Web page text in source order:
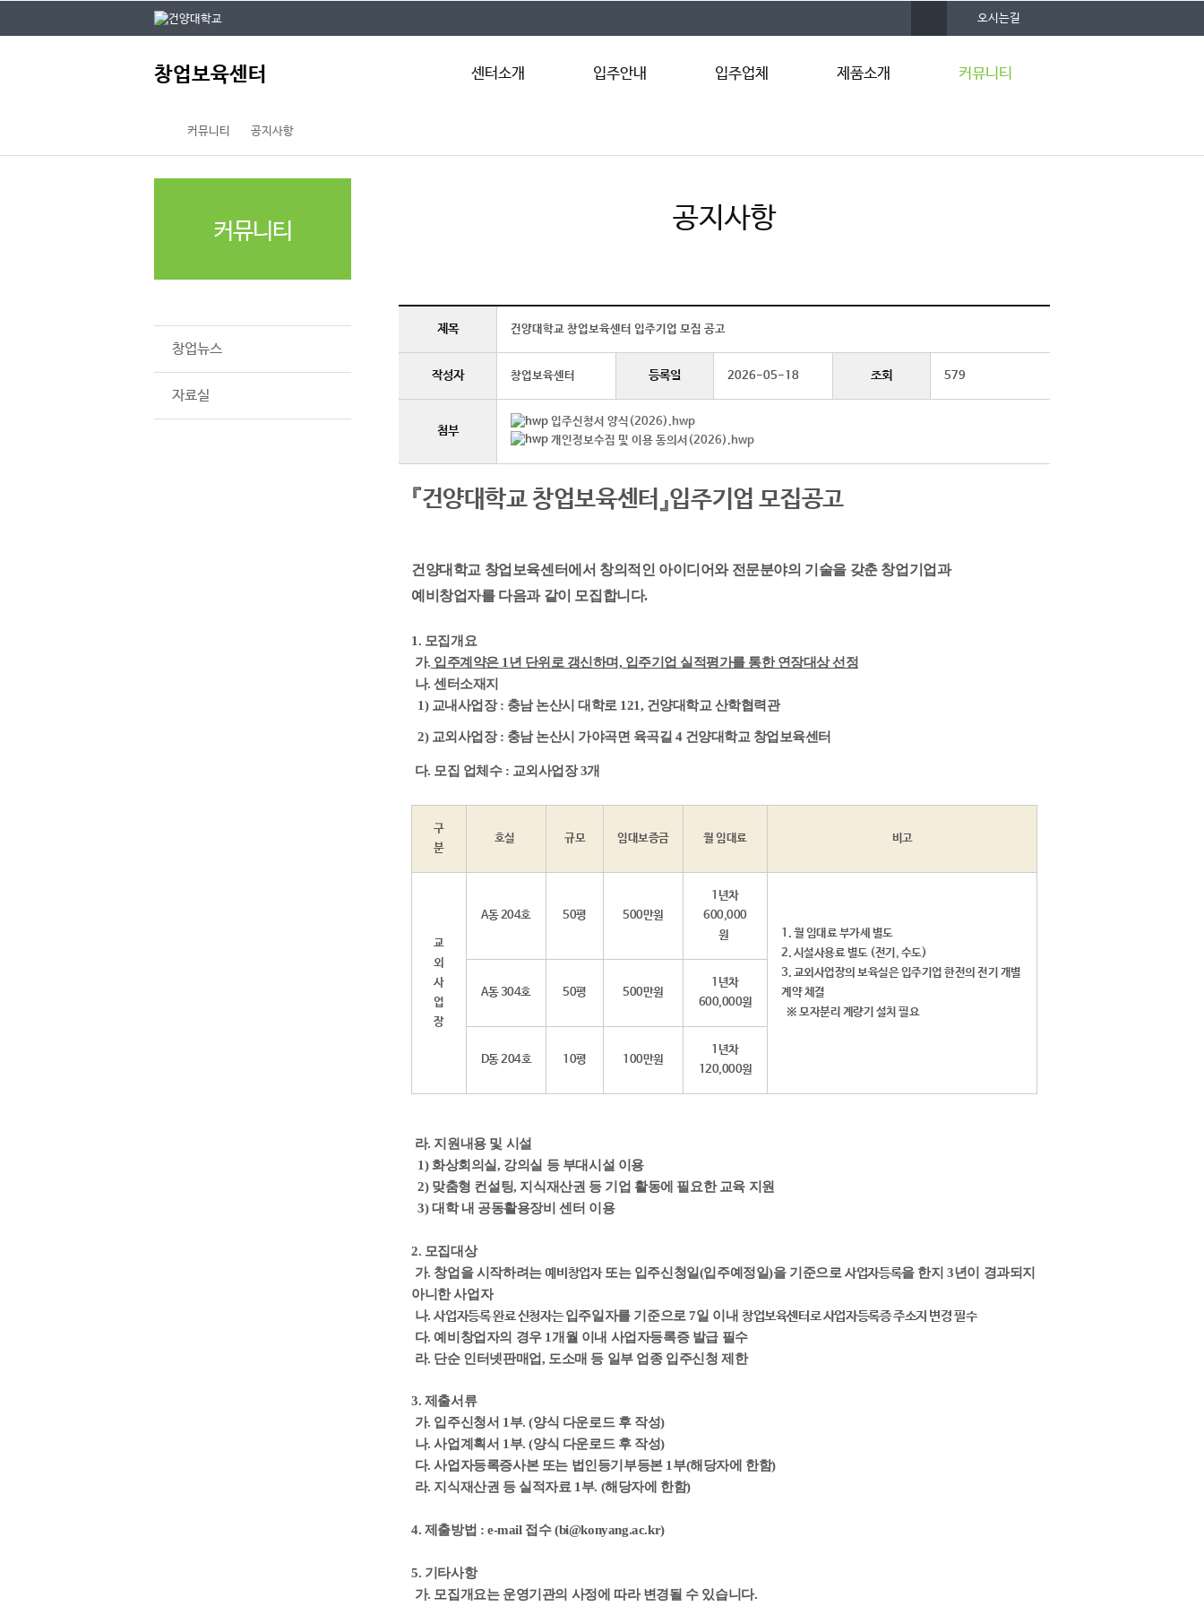
오시는길
창업보육센터 센터소개
시설현황
입주안내
입주절차
입주업체 제품소개
졸업업체 제품
커뮤니티
창업뉴스
커뮤니티 공지사항
커뮤니티
창업뉴스
자료실
공지사항
제목 건양대학교 창업보육센터 입주기업 모집 공고
작성자 창업보육센터 등록일 2026-05-18 조회 579
첨부
입주신청서 양식(2026).hwp
개인정보수집 및 이용 동의서(2026).hwp
『건양대학교 창업보육센터』입주기업 모집공고
건양대학교 창업보육센터에서 창의적인 아이디어와 전문분야의 기술을 갖춘 창업기업과
예비창업자를 다음과 같이 모집합니다.
1. 모집개요
가. 입주계약은 1년 단위로 갱신하며, 입주기업 실적평가를 통한 연장대상 선정
나. 센터소재지
1) 교내사업장 : 충남 논산시 대학로 121, 건양대학교 산학협력관
2) 교외사업장 : 충남 논산시 가야곡면 육곡길 4 건양대학교 창업보육센터
다. 모집 업체수 : 교외사업장 3개
구
분
호실 규모 임대보증금 월 임대료 비고
교
외
사
업
장
A동 204호 50평 500만원
1년차
600,000
원
1. 월 임대료 부가세 별도
2. 시설사용료 별도 (전기, 수도)
3. 교외사업장의 보육실은 입주기업 한전의 전기 개별
계약 체결
※ 모자분리 계량기 설치 필요
A동 304호 50평 500만원
1년차
600,000원
D동 204호 10평 100만원
1년차
120,000원
라. 지원내용 및 시설
1) 화상회의실, 강의실 등 부대시설 이용
2) 맞춤형 컨설팅, 지식재산권 등 기업 활동에 필요한 교육 지원
3) 대학 내 공동활용장비 센터 이용
2. 모집대상
가. 창업을 시작하려는예비창업자또는 입주신청일(입주예정일)을 기준으로사업자등록을 한지 3년이 경과되지
아니한 사업자
나.사업자등록 완료 신청자는입주일자를 기준으로 7일 이내창업보육센터로사업자등록증 주소지 변경 필수
다. 예비창업자의 경우 1개월 이내 사업자등록증 발급 필수
라. 단순 인터넷판매업, 도소매 등 일부 업종 입주신청 제한
3. 제출서류
가. 입주신청서 1부. (양식 다운로드 후 작성)
나. 사업계획서 1부. (양식 다운로드 후 작성)
다. 사업자등록증사본 또는 법인등기부등본 1부(해당자에 한함)
라. 지식재산권 등 실적자료 1부. (해당자에 한함)
4. 제출방법 : e-mail 접수 (bi@konyang.ac.kr)
5. 기타사항
가. 모집개요는 운영기관의 사정에 따라 변경될 수 있습니다.